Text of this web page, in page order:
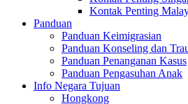
Kontak Penting
Panduan
Panduan Keimigrasian
Panduan Konseling dan
Panduan Penanganan Kasus
Panduan Pengasuhan Anak
Info Negara Tujuan
Hongkong